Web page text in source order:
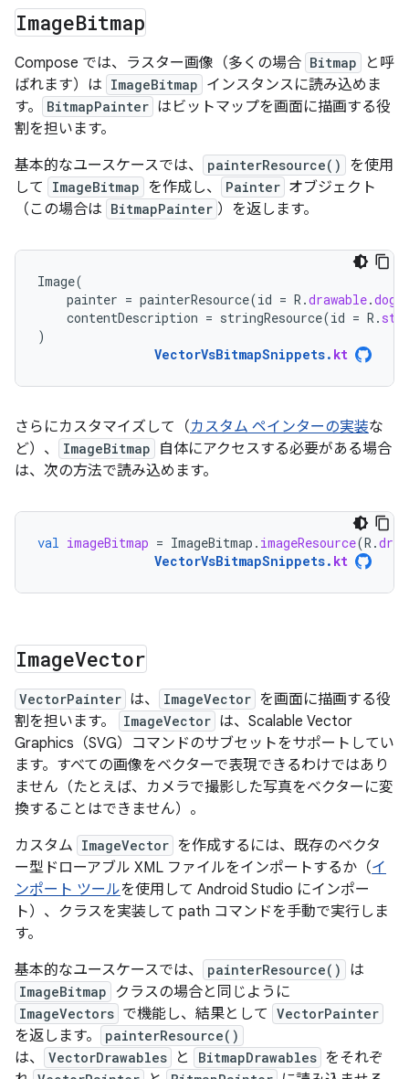
ImageBitmap
Compose では、ラスター画像（多くの場合 Bitmap
と呼
ばれます）は ImageBitmap インスタンスに読み込めま
す。
BitmapPainter はビットマップを画面に描画する役
割を担います。
基本的なユースケースでは、
painterResource()
を使用
して
ImageBitmap を作成し、 Painter オブジェクト
（この場合は BitmapPainter ）を返します。
Image(
painter = painterResource(id = R .drawable.dog
contentDescription = stringResource(id = R .
)
VectorVsBitmapSnippets. kt
さらにカスタマイズして（カスタム ペインターの実装な
ど）、
ImageBitmap
自体にアクセスする必要がある場合
は、次の方法で読み込めます。
val imageBitmap = ImageBitmap . imageResource(R .
VectorVsBitmapSnippets. kt
ImageVector
VectorPainter は、 ImageVector を画面に描画する役
割を担います。
ImageVector は、Scalable Vector
Graphics（SVG）コマンドのサブセットをサポートしてい
ます。すべての画像をベクターで表現できるわけではあり
ません（たとえば、カメラで撮影した写真をベクターに変
換することはできません）。
カスタム ImageVector を作成するには、既存のベクタ
ー型ドローアブル XML ファイルをインポートするか（イ
ンポート ツールを使用して Android Studio にインポー
ト）、クラスを実装して path コマンドを手動で実行しま
す。
基本的なユースケースでは、
painterResource() は
ImageBitmap クラスの場合と同じように
ImageVectors で機能し、結果として VectorPainter
を返します。 painterResource()
は、 VectorDrawables と BitmapDrawables をそれぞ